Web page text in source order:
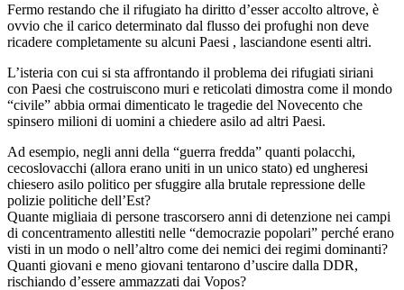
Fermo restando che il rifugiato ha diritto d’esser accolto altrove, è
ovvio che il carico determinato dal flusso dei profughi non deve
ricadere completamente su alcuni Paesi , lasciandone esenti altri.
L’isteria con cui si sta affrontando il problema dei rifugiati siriani
con Paesi che costruiscono muri e reticolati dimostra come il mondo
“civile” abbia ormai dimenticato le tragedie del Novecento che
spinsero milioni di uomini a chiedere asilo ad altri Paesi.
Ad esempio, negli anni della “guerra fredda” quanti polacchi,
cecoslovacchi (allora erano uniti in un unico stato) ed ungheresi
chiesero asilo politico per sfuggire alla brutale repressione delle
polizie politiche dell’Est?
Quante migliaia di persone trascorsero anni di detenzione nei campi
di concentramento allestiti nelle “democrazie popolari” perché erano
visti in un modo o nell’altro come dei nemici dei regimi dominanti?
Quanti giovani e meno giovani tentarono d’uscire dalla DDR,
rischiando d’essere ammazzati dai Vopos?